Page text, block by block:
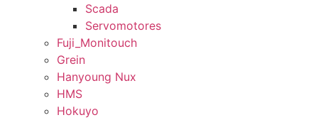
Scada
Servomotores
Fuji_Monitouch
Grein
Hanyoung Nux
HMS
Hokuyo